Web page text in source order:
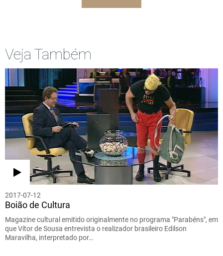
Veja Também
2017-07-12
Boião de Cultura
Magazine cultural emitido originalmente no programa "Parabéns", em
que Vítor de Sousa entrevista o realizador brasileiro Edilson
Maravilha, interpretado por…